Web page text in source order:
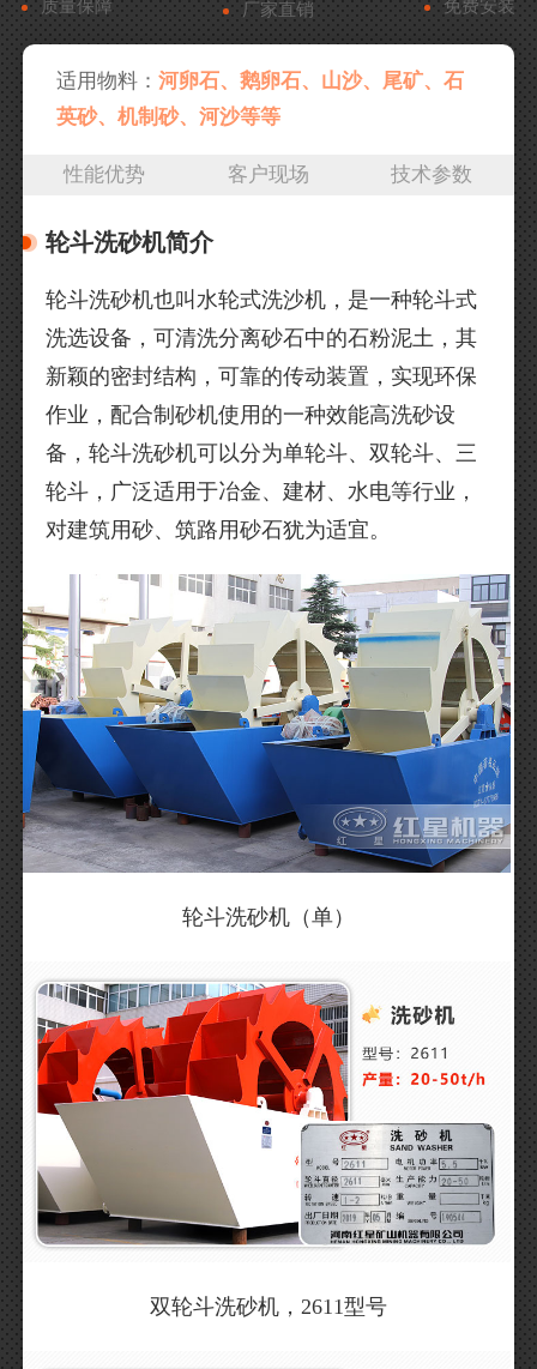
质量保障 厂家直销 免费安装
适用物料：河卵石、鹅卵石、山沙、尾矿、石
英砂、机制砂、河沙等等
性能优势 客户现场 技术参数
轮斗洗砂机简介
轮斗洗砂机也叫水轮式洗沙机，是一种轮斗式
洗选设备，可清洗分离砂石中的石粉泥土，其
新颖的密封结构，可靠的传动装置，实现环保
作业，配合制砂机使用的一种效能高洗砂设
备，轮斗洗砂机可以分为单轮斗、双轮斗、三
轮斗，广泛适用于冶金、建材、水电等行业，
对建筑用砂、筑路用砂石犹为适宜。
轮斗洗砂机（单）
双轮斗洗砂机，2611型号